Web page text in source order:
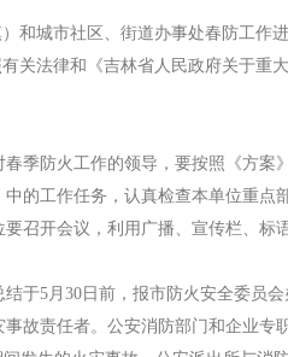
城市社区、街道办事处春防工作进
关法律和《吉林省人民政府关于重
季防火工作的领导，要按照《方案
的工作任务，认真检查本单位重点
召开会议，利用广播、宣传栏、标
于5月30日前，报市防火安全委员会
故责任者。公安消防部门和企业专